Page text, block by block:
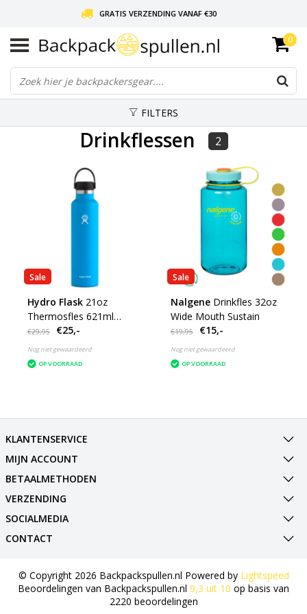
GRATIS VERZENDING VANAF €30
LIEFDE VOOR BACKPACKEN!
30 DAGEN GRATIS RETOUR
0
FILTERS
Drinkflessen 2
Sale
Hydro Flask 21oz
Thermosfles 621ml
Standard Mouth - Flex
Cap
€29,95 €25,-
Nog niet gewaardeerd
OP VOORRAAD
Sale
Nalgene Drinkfles 32oz
Wide Mouth Sustain
€19,95 €15,-
Nog niet gewaardeerd
OP VOORRAAD
KLANTENSERVICE
MIJN ACCOUNT
BETAALMETHODEN
VERZENDING
SOCIALMEDIA
CONTACT
© Copyright 2026 Backpackspullen.nl Powered by Lightspeed
Beoordelingen van Backpackspullen.nl 9,3 uit 10 op basis van
2220 beoordelingen